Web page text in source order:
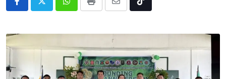
Whatsapp
Print
Share
Email
Tiktok